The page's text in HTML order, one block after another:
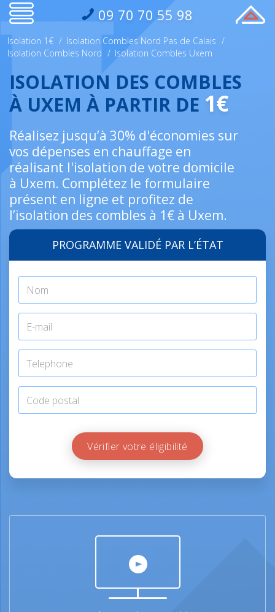
09 70 70 55 98
Isolation 1€ / Isolation Combles Nord Pas de Calais /
Isolation Combles Nord / Isolation Combles Uxem
ISOLATION DES COMBLES
À UXEM À PARTIR DE 1€
Réalisez jusqu’à 30% d'économies sur
vos dépenses en chauffage en
réalisant l'isolation de votre domicile
à Uxem. Complétez le formulaire
présent en ligne et profitez de
l’isolation des combles à 1€ à Uxem.
PROGRAMME VALIDÉ PAR L’ÉTAT
Vérifier votre éligibilité